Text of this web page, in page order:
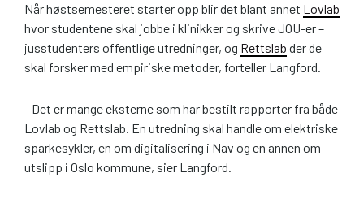
Når høstsemesteret starter opp blir det blant annet Lovlab
hvor studentene skal jobbe i klinikker og skrive JOU-er –
jusstudenters offentlige utredninger, og Rettslab der de
skal forsker med empiriske metoder, forteller Langford.
- Det er mange eksterne som har bestilt rapporter fra både
Lovlab og Rettslab. En utredning skal handle om elektriske
sparkesykler, en om digitalisering i Nav og en annen om
utslipp i Oslo kommune, sier Langford.